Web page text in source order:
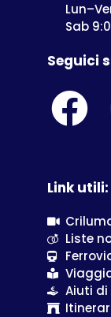
Sab
Seguici
Link utili:
Liste
Aiuti